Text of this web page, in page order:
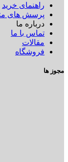
راهنمای خرید
پرسش های
درباره ما
تماس با ما
مقالات
فروشگاه
مجوز ها